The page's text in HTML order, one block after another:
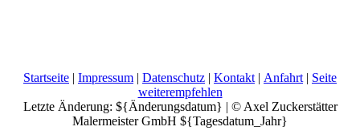
Startseite | Impressum | Datenschutz | Kontakt | Anfahrt | Seite
weiterempfehlen
Letzte Änderung: ${Änderungsdatum} | © Axel Zuckerstätter
Malermeister GmbH ${Tagesdatum_Jahr}